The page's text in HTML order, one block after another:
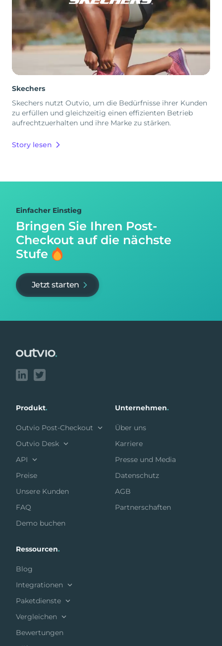
Skechers
Skechers nutzt Outvio, um die Bedürfnisse ihrer Kunden
zu erfüllen und gleichzeitig einen effizienten Betrieb
aufrechtzuerhalten und ihre Marke zu stärken.
Story lesen
Einfacher Einstieg
Bringen Sie Ihren Post-
Checkout auf die nächste
Stufe
Jetzt starten
Produkt.
Outvio Post-Checkout
Outvio Desk
API
Preise
Unsere Kunden
FAQ
Demo buchen
Unternehmen.
Über uns
Karriere
Presse und Media
Datenschutz
AGB
Partnerschaften
Ressourcen.
Blog
Integrationen
Paketdienste
Vergleichen
Bewertungen